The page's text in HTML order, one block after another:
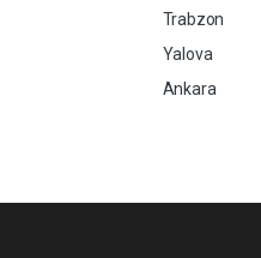
Trabzon
Yalova
Ankara